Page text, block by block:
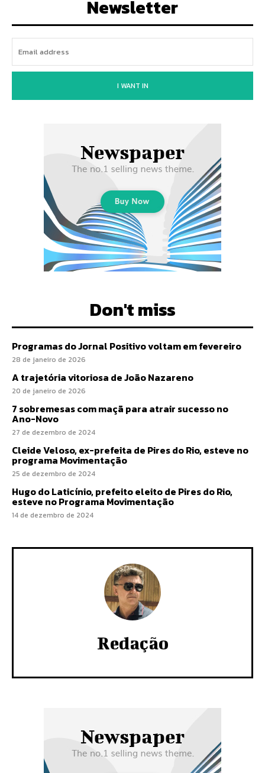
Newsletter
I WANT IN
Don't miss
Programas do Jornal Positivo voltam em fevereiro
28 de janeiro de 2026
A trajetória vitoriosa de João Nazareno
20 de janeiro de 2026
7 sobremesas com maçã para atrair sucesso no
Ano-Novo
27 de dezembro de 2024
Cleide Veloso, ex-prefeita de Pires do Rio, esteve no
programa Movimentação
25 de dezembro de 2024
Hugo do Laticínio, prefeito eleito de Pires do Rio,
esteve no Programa Movimentação
14 de dezembro de 2024
Redação